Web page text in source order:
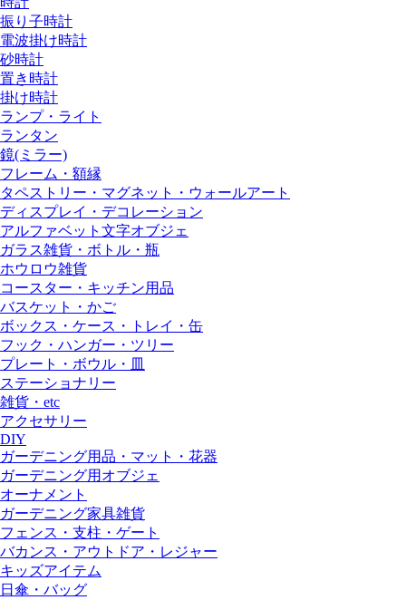
振り子時計
電波掛け時計
砂時計
置き時計
掛け時計
ランプ・ライト
ランタン
鏡(ミラー)
フレーム・額縁
タペストリー・マグネット・ウォールアート
ディスプレイ・デコレーション
アルファベット文字オブジェ
ガラス雑貨・ボトル・瓶
ホウロウ雑貨
コースター・キッチン用品
バスケット・かご
ボックス・ケース・トレイ・缶
フック・ハンガー・ツリー
プレート・ボウル・皿
ステーショナリー
雑貨・etc
アクセサリー
DIY
ガーデニング用品・マット・花器
ガーデニング用オブジェ
オーナメント
ガーデニング家具雑貨
フェンス・支柱・ゲート
バカンス・アウトドア・レジャー
キッズアイテム
日傘・バッグ